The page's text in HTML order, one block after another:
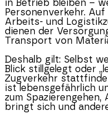
in Betrieb bleiben –
Personenverkehr.
Arbeits- und
dienen der
Transport von
Deshalb gilt: Selbst
Blick stillgelegt oder
Zugverkehr
ist lebensgefährlich
zum
bringt sich und